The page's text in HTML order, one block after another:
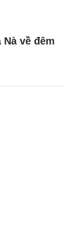
về đêm